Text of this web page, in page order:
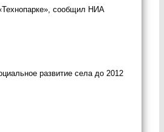
сообщил НИА
развитие села до 2012